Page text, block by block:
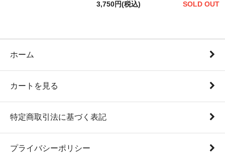
3,750円(税込)
SOLD OUT
ホーム
カートを見る
特定商取引法に基づく表記
プライバシーポリシー